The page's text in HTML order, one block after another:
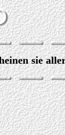
sie